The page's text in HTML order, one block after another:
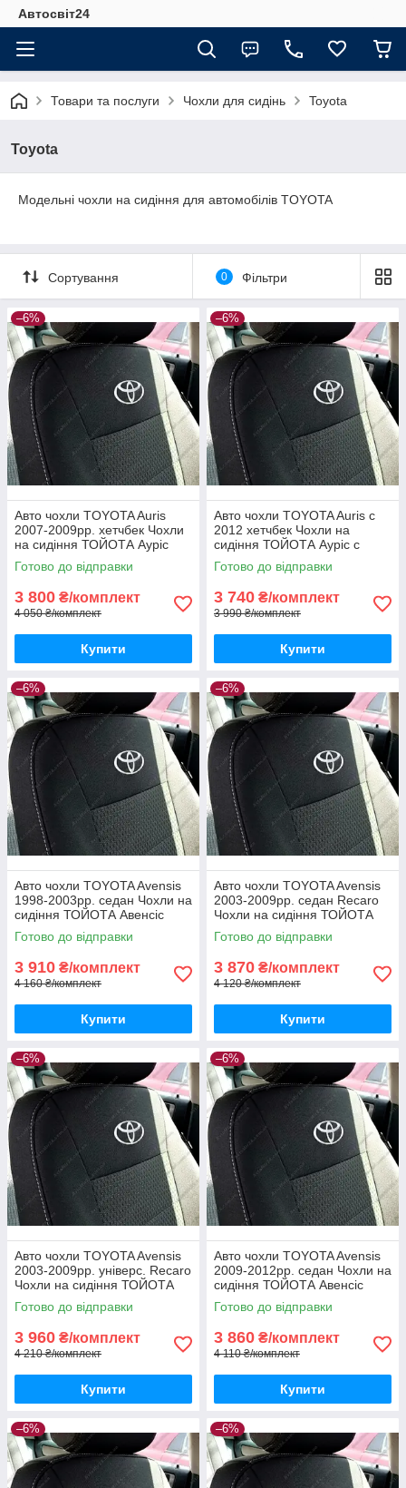
Автосвіт24
Товари та послуги Чохли для сидінь Toyota
Toyota
Модельні чохли на сидіння для автомобілів TOYOTA
Сортування 0 Фільтри
–6%
Авто чохли TOYOTA Auris
2007-2009рр. хетчбек Чохли
на сидіння ТОЙОТА Ауріс
2007-2009рр.
Готово до відправки
3 800 ₴/комплект
4 050 ₴/комплект
Купити
–6%
Авто чохли TOYOTA Auris с
2012 хетчбек Чохли на
сидіння ТОЙОТА Ауріс с
2012
Готово до відправки
3 740 ₴/комплект
3 990 ₴/комплект
Купити
–6%
Авто чохли TOYOTA Avensis
1998-2003рр. седан Чохли на
сидіння ТОЙОТА Авенсіс
1998-2003рр.
Готово до відправки
3 910 ₴/комплект
4 160 ₴/комплект
Купити
–6%
Авто чохли TOYOTA Avensis
2003-2009рр. седан Recaro
Чохли на сидіння ТОЙОТА
Авенсіс 2003-2009рр.
Готово до відправки
3 870 ₴/комплект
4 120 ₴/комплект
Купити
–6%
Авто чохли TOYOTA Avensis
2003-2009рр. універс. Recaro
Чохли на сидіння ТОЙОТА
Авенсіс 2003-2009рр.
Готово до відправки
3 960 ₴/комплект
4 210 ₴/комплект
Купити
–6%
Авто чохли TOYOTA Avensis
2009-2012рр. седан Чохли на
сидіння ТОЙОТА Авенсіс
2009-2012рр.
Готово до відправки
3 860 ₴/комплект
4 110 ₴/комплект
Купити
–6% –6%